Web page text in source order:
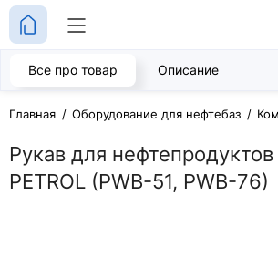
Главная Оборудование для нефтебаз
Рукав для
PETROL (PWB-51, PWB-76)
Все про товар Описание